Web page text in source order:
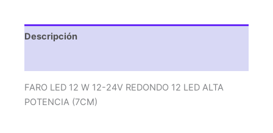
LED
ALTA
(7CM)
cantidad
Descripción
FARO LED 12 W 12-24V REDONDO 12 LED ALTA
POTENCIA (7CM)